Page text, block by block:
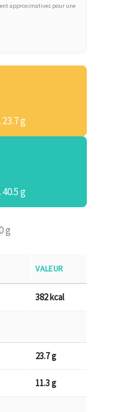
approximatives pour une
23.7 g
40.5 g
g
VALEUR
382 kcal
23.7 g
11.3 g